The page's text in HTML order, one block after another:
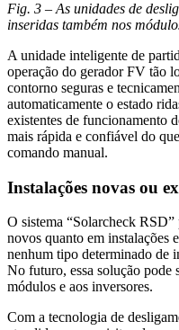
Fig. 3 – As unidades de
inseridas também nos
A unidade inteligente de
operação do gerador FV tão
contorno seguras e
automaticamente o estado
existentes de funcionamento
mais rápida e confiável do
comando manual.
Instalações novas ou
O sistema “Solarcheck
novos quanto em instalações
nenhum tipo determinado de
No futuro, essa solução pode
módulos e aos inversores.
Com a tecnologia de